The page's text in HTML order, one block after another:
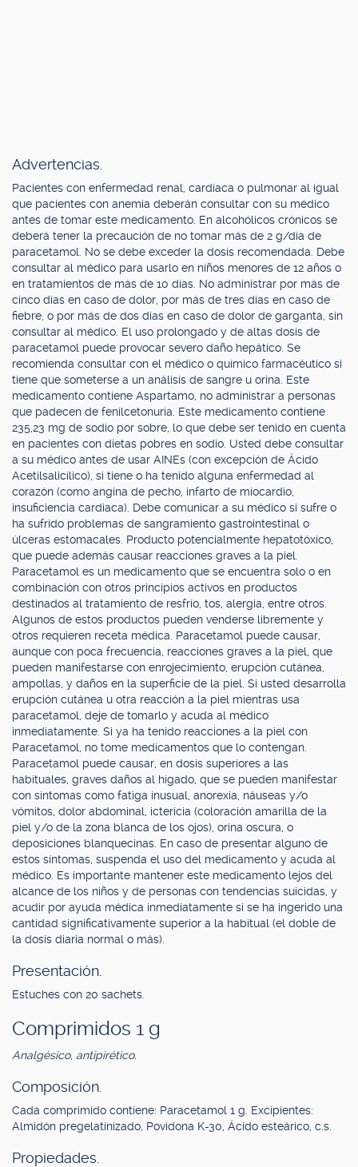
Advertencias.
Pacientes con enfermedad renal, cardíaca o pulmonar al igual
que pacientes con anemia deberán consultar con su médico
antes de tomar este medicamento. En alcohólicos crónicos se
deberá tener la precaución de no tomar más de 2 g/día de
paracetamol. No se debe exceder la dosis recomendada. Debe
consultar al médico para usarlo en niños menores de 12 años o
en tratamientos de más de 10 días. No administrar por más de
cinco días en caso de dolor, por más de tres días en caso de
fiebre, o por más de dos días en caso de dolor de garganta, sin
consultar al médico. El uso prolongado y de altas dosis de
paracetamol puede provocar severo daño hepático. Se
recomienda consultar con el médico o químico farmacéutico si
tiene que someterse a un análisis de sangre u orina. Este
medicamento contiene Aspartamo, no administrar a personas
que padecen de fenilcetonuria. Este medicamento contiene
235,23 mg de sodio por sobre, lo que debe ser tenido en cuenta
en pacientes con dietas pobres en sodio. Usted debe consultar
a su médico antes de usar AINEs (con excepción de Ácido
Acetilsalicílico), si tiene o ha tenido alguna enfermedad al
corazón (como angina de pecho, infarto de miocardio,
insuficiencia cardiaca). Debe comunicar a su médico si sufre o
ha sufrido problemas de sangramiento gastrointestinal o
úlceras estomacales. Producto potencialmente hepatotóxico,
que puede además causar reacciones graves a la piel.
Paracetamol es un medicamento que se encuentra solo o en
combinación con otros principios activos en productos
destinados al tratamiento de resfrío, tos, alergia, entre otros.
Algunos de estos productos pueden venderse libremente y
otros requieren receta médica. Paracetamol puede causar,
aunque con poca frecuencia, reacciones graves a la piel, que
pueden manifestarse con enrojecimiento, erupción cutánea,
ampollas, y daños en la superficie de la piel. Si usted desarrolla
erupción cutánea u otra reacción a la piel mientras usa
paracetamol, deje de tomarlo y acuda al médico
inmediatamente. Si ya ha tenido reacciones a la piel con
Paracetamol, no tome medicamentos que lo contengan.
Paracetamol puede causar, en dosis superiores a las
habituales, graves daños al hígado, que se pueden manifestar
con síntomas como fatiga inusual, anorexia, náuseas y/o
vómitos, dolor abdominal, ictericia (coloración amarilla de la
piel y/o de la zona blanca de los ojos), orina oscura, o
deposiciones blanquecinas. En caso de presentar alguno de
estos síntomas, suspenda el uso del medicamento y acuda al
médico. Es importante mantener este medicamento lejos del
alcance de los niños y de personas con tendencias suicidas, y
acudir por ayuda médica inmediatamente si se ha ingerido una
cantidad significativamente superior a la habitual (el doble de
la dosis diaria normal o más).
Presentación.
Estuches con 20 sachets.
Comprimidos 1 g
Analgésico, antipirético.
Composición.
Cada comprimido contiene: Paracetamol 1 g. Excipientes:
Almidón pregelatinizado, Povidona K-30, Ácido esteárico, c.s.
Propiedades.